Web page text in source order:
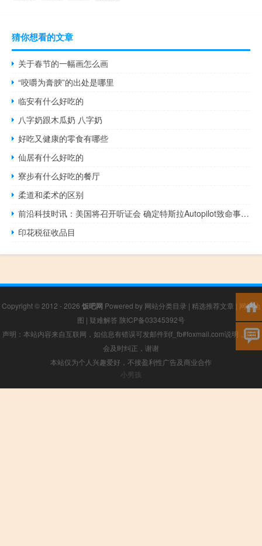
猜你想看的文章
关于春节的一幅画怎么画
“咬嚼为膏腴”的出处是哪里
临安有什么好吃的
八字奶跟木瓜奶 八字奶
好吃又健康的零食有哪些
仙居有什么好吃的
寮步有什么好吃的餐厅
柔道和柔术的区别
前沿科技时讯：美国将召开听证会 确定特斯拉Autopilot致命事故原因
印花税征收品目
Copyright © 2012 - 2026 饭吧网 Powered by 网站分类目录 | 精选推荐文章 | 网站地
图 | 疑难解答 陕ICP备03345392号
声明：本站内容来自互联网，如信息有错误可发邮件到f_fb#foxmail.com说明，我们
会及时纠正，谢谢
本站仅为个人兴趣爱好，不接盈利性广告及商业合作
小男孩